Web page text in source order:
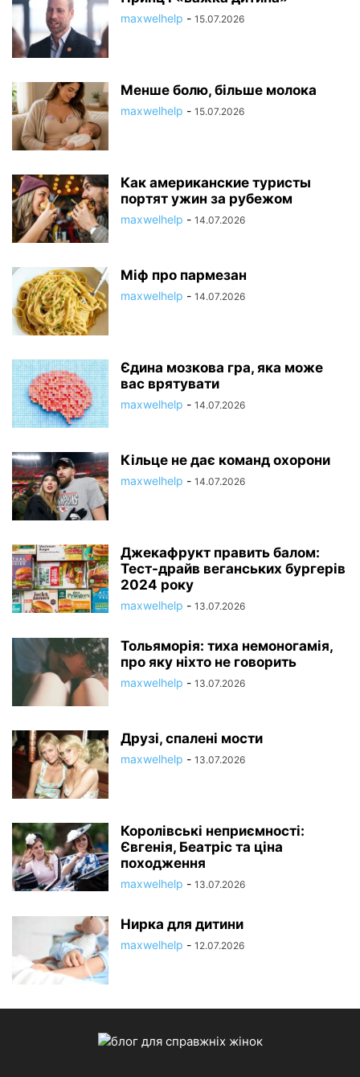
maxwelhelp - 15.07.2026
Менше болю, більше молока
maxwelhelp - 15.07.2026
Как американские туристы
портят ужин за рубежом
maxwelhelp - 14.07.2026
Міф про пармезан
maxwelhelp - 14.07.2026
Єдина мозкова гра, яка може
вас врятувати
maxwelhelp - 14.07.2026
Кільце не дає команд охорони
maxwelhelp - 14.07.2026
Джекафрукт править балом:
Тест-драйв веганських бургерів
2024 року
maxwelhelp - 13.07.2026
Тольяморія: тиха немоногамія,
про яку ніхто не говорить
maxwelhelp - 13.07.2026
Друзі, спалені мости
maxwelhelp - 13.07.2026
Королівські неприємності:
Євгенія, Беатріс та ціна
походження
maxwelhelp - 13.07.2026
Нирка для дитини
maxwelhelp - 12.07.2026